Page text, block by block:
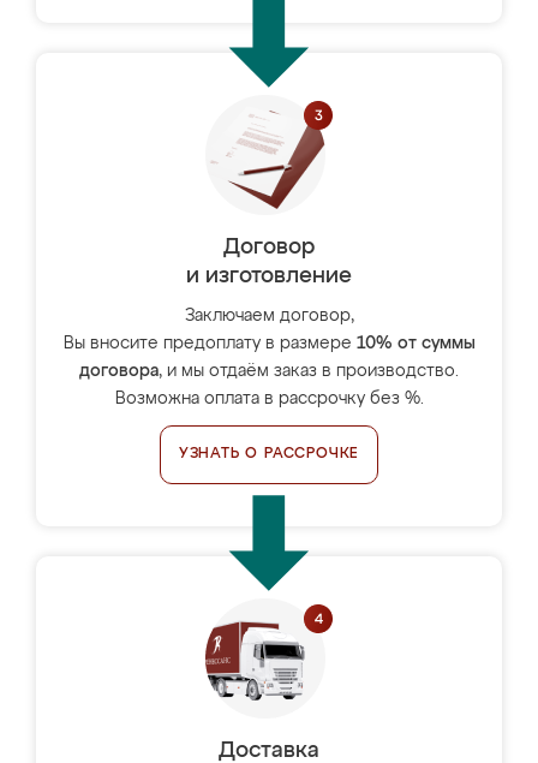
Договор
и изготовление
Заключаем договор,
Вы вносите предоплату в размере 10% от суммы
договора, и мы отдаём заказ в производство.
Возможна оплата в рассрочку без %.
УЗНАТЬ О РАССРОЧКЕ
Доставка